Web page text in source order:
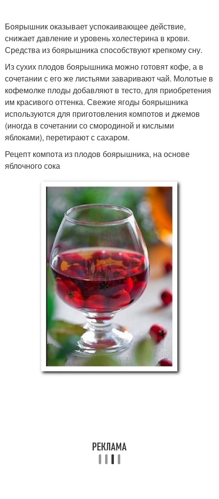
Боярышник оказывает успокаивающее действие,
снижает давление и уровень холестерина в крови.
Средства из боярышника способствуют крепкому сну.
Из сухих плодов боярышника можно готовят кофе, а в
сочетании с его же листьями заваривают чай. Молотые в
кофемолке плоды добавляют в тесто, для приобретения
им красивого оттенка. Свежие ягоды боярышника
используются для приготовления компотов и джемов
(иногда в сочетании со смородиной и кислыми
яблоками), перетирают с сахаром.
Рецепт компота из плодов боярышника, на основе
яблочного сока